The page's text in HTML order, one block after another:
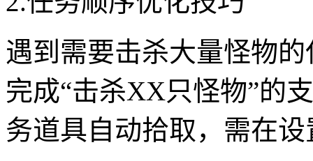
遇到需要击杀大量怪物
完成“击杀XX只怪物”的
务道具自动拾取，需在